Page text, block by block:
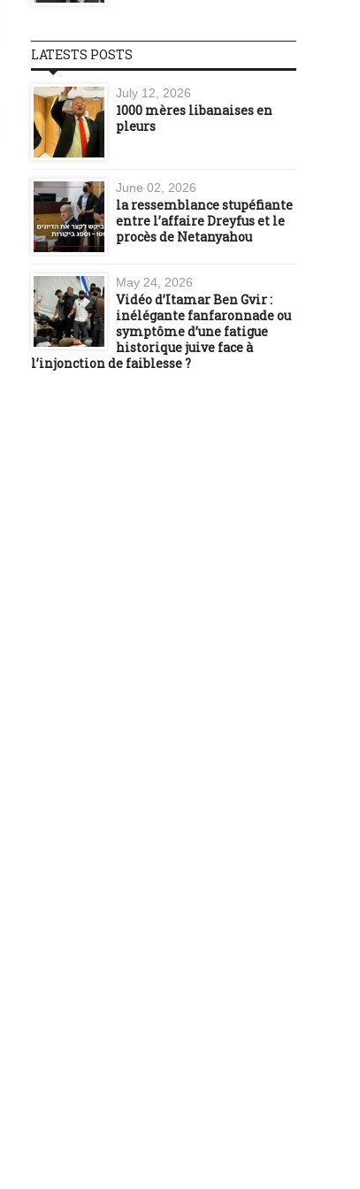
LATESTS POSTS
July 12, 2026
1000 mères libanaises en
pleurs
June 02, 2026
la ressemblance stupéfiante
entre l’affaire Dreyfus et le
procès de Netanyahou
May 24, 2026
Vidéo d’Itamar Ben Gvir :
inélégante fanfaronnade ou
symptôme d’une fatigue
historique juive face à
l’injonction de faiblesse ?